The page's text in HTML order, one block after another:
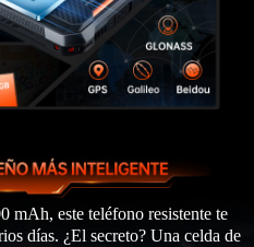
mAh, este teléfono resistente te
días. ¿El secreto? Una celda de